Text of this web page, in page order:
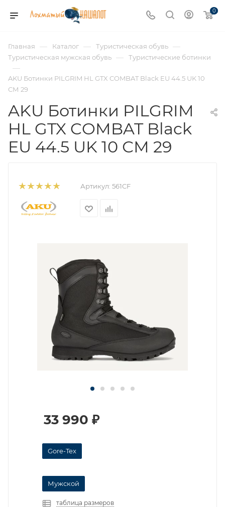
0
Главная — Каталог — Туристическая обувь —
Туристическая мужская обувь — Туристические ботинки
—
AKU Ботинки PILGRIM HL GTX COMBAT Black EU 44.5 UK 10
СМ 29
AKU Ботинки PILGRIM
HL GTX COMBAT Black
EU 44.5 UK 10 СМ 29
Артикул: 561CF
33 990 ₽
Gore-Tex
Мужской
таблица размеров